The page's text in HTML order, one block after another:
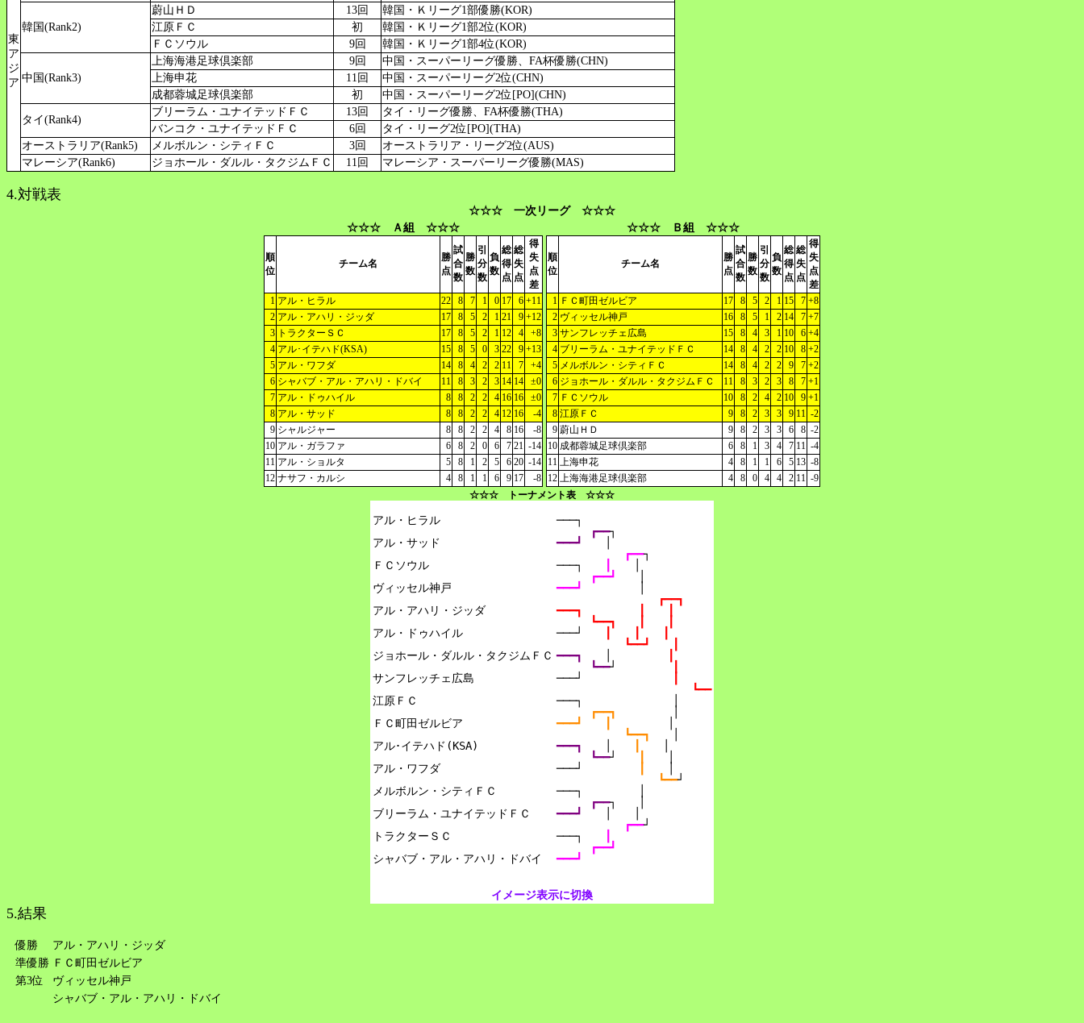
東
ア
ジ
ア
韓国(Rank2)
蔚山ＨＤ 13回
韓国・Ｋリーグ1部優勝(KOR)
江原ＦＣ
初
韓国・Ｋリーグ1部2位(KOR)
ＦＣソウル
9回 韓国・Ｋリーグ1部4位(KOR)
中国(Rank3)
上海海港足球倶楽部 9回
中国・スーパーリーグ優勝、FA杯優勝(CHN)
上海申花
11回
中国・スーパーリーグ2位(CHN)
成都蓉城足球倶楽部
初 中国・スーパーリーグ2位[PO](CHN)
タイ(Rank4)
ブリーラム・ユナイテッドＦＣ 13回
タイ・リーグ優勝、FA杯優勝(THA)
バンコク・ユナイテッドＦＣ
6回
タイ・リーグ2位[PO](THA)
オーストラリア(Rank5)
メルボルン・シティＦＣ 3回
オーストラリア・リーグ2位(AUS)
マレーシア(Rank6)
ジョホール・ダルル・タクジムＦＣ 11回 マレーシア・スーパーリーグ優勝(MAS)
4.対戦表
☆☆☆ 一次リーグ ☆☆☆
☆☆☆ Ａ組 ☆☆☆
順
位
チーム名
勝
点
試
合
数
勝
数
引
分
数
負
数
総
得
点
総
失
点
得
失
点
差
1 アル・ヒラル 22 8 7 1 0 17 6 +11
2 アル・アハリ・ジッダ 17 8 5 2 1 21 9 +12
3 トラクターＳＣ 17 8 5 2 1 12 4
+8
4 アル･イテハド(KSA) 15 8 5 0 3 22 9 +13
5 アル・ワフダ 14 8 4 2 2 11 7
+4
6 シャバブ・アル・アハリ・ドバイ 11 8 3 2 3 14 14
±0
7 アル・ドゥハイル 8 8 2 2 4 16 16
±0
8 アル・サッド 8 8 2 2 4 12 16
-4
9 シャルジャー 8 8 2 2 4 8 16
-8
10 アル・ガラファ 6 8 2 0 6 7 21 -14
11 アル・ショルタ 5 8 1 2 5 6 20 -14
12 ナサフ・カルシ 4 8 1 1 6 9 17 -8
☆☆☆ Ｂ組 ☆☆☆
順
位
チーム名
勝
点
試
合
数
勝
数
引
分
数
負
数
総
得
点
総
失
点
得
失
点
差
1 ＦＣ町田ゼルビア 17 8 5 2 1 15 7 +8
2 ヴィッセル神戸 16 8 5 1 2 14 7 +7
3 サンフレッチェ広島 15 8 4 3 1 10 6 +4
4 ブリーラム・ユナイテッドＦＣ 14 8 4 2 2 10 8 +2
5 メルボルン・シティＦＣ 14 8 4 2 2 9 7 +2
6 ジョホール・ダルル・タクジムＦＣ 11 8 3 2 3 8 7 +1
7 ＦＣソウル 10 8 2 4 2 10 9 +1
8 江原ＦＣ 9 8 2 3 3 9 11 -2
9 蔚山ＨＤ 9 8 2 3 3 6 8 -2
10 成都蓉城足球倶楽部 6 8 1 3 4 7 11 -4
11 上海申花 4 8 1 1 6 5 13 -8
12 上海海港足球倶楽部 4 8 0 4 4 2 11 -9
☆☆☆ トーナメント表 ☆☆☆
アル・ヒラル
アル・サッド
ＦＣソウル
ヴィッセル神戸
アル・アハリ・ジッダ
アル・ドゥハイル
ジョホール・ダルル・タクジムＦＣ
サンフレッチェ広島
江原ＦＣ
ＦＣ町田ゼルビア
アル･イテハド(KSA)
アル・ワフダ
メルボルン・シティＦＣ
ブリーラム・ユナイテッドＦＣ
トラクターＳＣ
───┐
┏━━┐
━━━┛
┏━━┐
───┐
┃
┏━━┛
━━━┛
│
┏━━┓
━━━┓　　　　　┃　　┃
┗━━┓　　┃　　┃
───┘
┃　　┃　　┃
┗━━┛　　┃
━━━┓
┗━━┘
───┘
┃
┗━━
───┐　　　　　　　　│
┏━━┓
│
━━━┛　　┃
┗━━┓
━━━┓
┃
┗━━┘ ┃
───┘
┃
│
┗━━┘
───┐　　　　　│
┏━━┐　　│
━━━┛
│　　│
┏━━┘
───┐
┏━━┛
━━━┛
イメージ表示に切換
5.結果
優勝
アル・アハリ・ジッダ
準優勝 ＦＣ町田ゼルビア
第3位
ヴィッセル神戸
シャバブ・アル・アハリ・ドバイ